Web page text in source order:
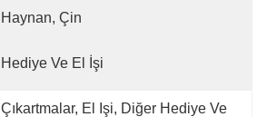
Haynan, Çin
Hediye Ve El İşi
Çıkartmalar, El Işi, Diğer Hediye Ve